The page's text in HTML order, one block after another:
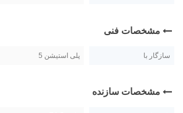
مشخصات فنی
سازگار با پلی استیشن 5
مشخصات سازنده